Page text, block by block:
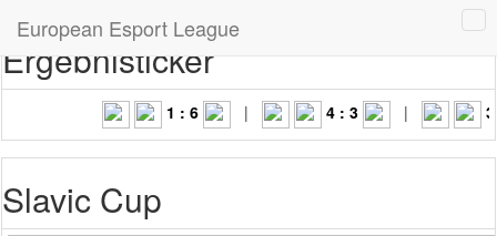
European Esport League
Ergebnisticker
1 : 6 | 4 : 3 | 3 :
Slavic Cup